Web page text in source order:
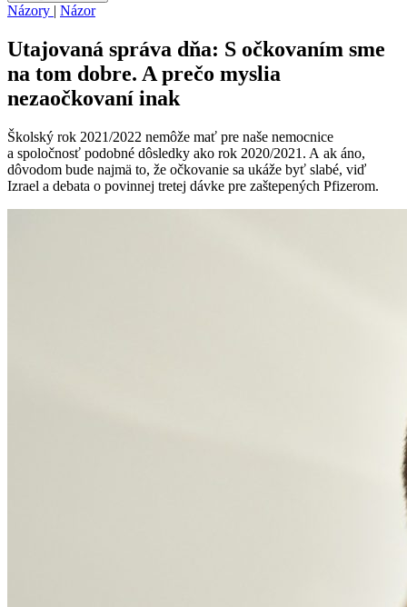
Názory | Názor
Utajovaná správa dňa: S očkovaním sme
na tom dobre. A prečo myslia
nezaočkovaní inak
Školský rok 2021/2022 nemôže mať pre naše nemocnice
a spoločnosť podobné dôsledky ako rok 2020/2021. A ak áno,
dôvodom bude najmä to, že očkovanie sa ukáže byť slabé, viď
Izrael a debata o povinnej tretej dávke pre zaštepených Pfizerom.